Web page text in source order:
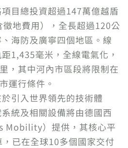
目總投資超過147萬億越盾
徵地費用），全長超過120公
海防及廣寧四個地區。線
1,435毫米，全線電氣化，
，其中河內市區段將限制在
運行條件。
引入世界領先的技術體
統及相關設備將由德國西
Mobility）提供，其核心平
已在全球10多個國家交付